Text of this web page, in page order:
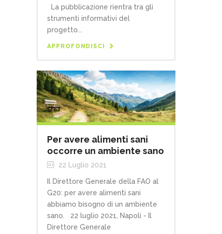
La pubblicazione rientra tra gli
strumenti informativi del
progetto...
APPROFONDISCI
Per avere alimenti sani
occorre un ambiente sano
22 Luglio 2021
Il Direttore Generale della FAO al
G20: per avere alimenti sani
abbiamo bisogno di un ambiente
sano. 22 luglio 2021, Napoli - Il
Direttore Generale